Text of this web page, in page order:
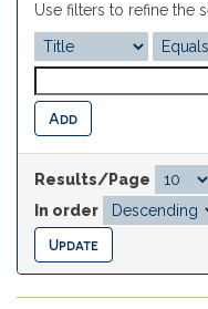
Use filters to refine the
Results/Page
In order